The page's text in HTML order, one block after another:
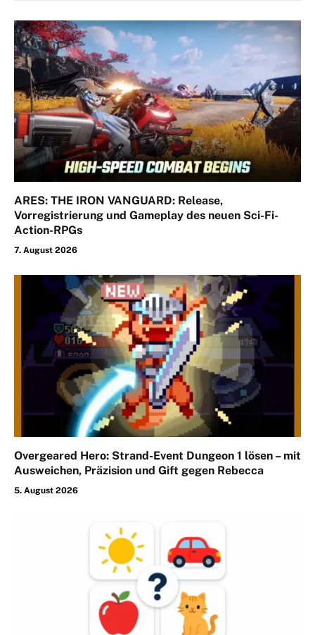
ARES: THE IRON VANGUARD: Release,
Vorregistrierung und Gameplay des neuen Sci-Fi-
Action-RPGs
7. August 2026
Overgeared Hero: Strand-Event Dungeon 1 lösen – mit
Ausweichen, Präzision und Gift gegen Rebecca
5. August 2026